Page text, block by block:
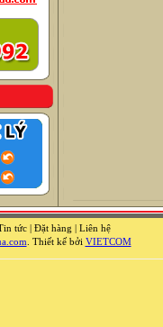
tức| Đặt hàng | Liên hệ
. Thiết kế bởi VIETCOM